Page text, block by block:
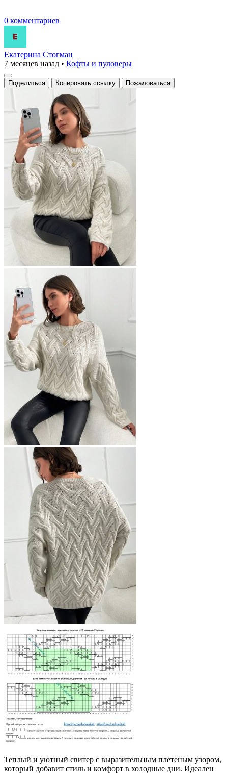
0 комментариев
Екатерина Стогман
7 месяцев назад • Кофты и пуловеры
Поделиться Копировать ссылку Пожаловаться
Теплый и уютный свитер с выразительным плетеным узором,
который добавит стиль и комфорт в холодные дни. Идеален